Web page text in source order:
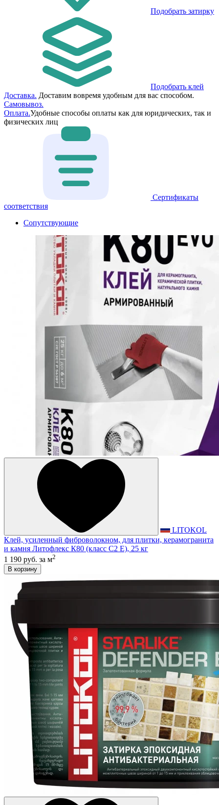
Подобрать затирку
Подобрать клей
Доставка. Доставим вовремя удобным для вас способом.
Самовывоз.
Оплата.Удобные способы оплаты как для юридических, так и
физических лиц
Сертификаты
соответствия
Сопутствующие
LITOKOL
Клей, усиленный фиброволокном, для плитки, керамогранита
и камня Литофлекс К80 (класс С2 E), 25 кг
1 190 руб. за м2
В корзину